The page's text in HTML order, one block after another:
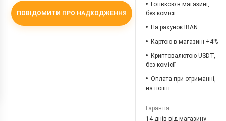
ПОВІДОМИТИ ПРО НАДХОДЖЕННЯ
Готівкою в магазині,
без комісії
На рахунок IBAN
Картою в магазині +4%
Криптовалютою USDT,
без комісії
Оплата при отриманні,
на пошті
Гарантія
14 днів від магазину